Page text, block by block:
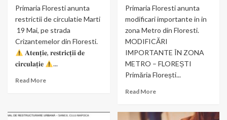
Primaria Floresti anunta
restrictii de circulatie Marti
19 Mai, pe strada
Crizantemelor din Floresti.
𝐀𝐭𝐞𝐧𝐭̦𝐢𝐞, 𝐫𝐞𝐬𝐭𝐫𝐢𝐜𝐭̦𝐢𝐢 𝐝𝐞
𝐜𝐢𝐫𝐜𝐮𝐥𝐚𝐭̦𝐢𝐞
...
Read More
Primaria Floresti anunta
modificari importante in in
zona Metro din Floresti.
MODIFICĂRI
IMPORTANTE ÎN ZONA
METRO – FLOREȘTI
Primăria Florești...
Read More